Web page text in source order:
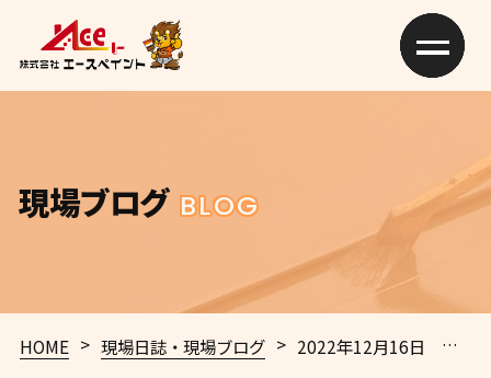
現場ブログ BLOG
HOME > 現場日誌・現場ブログ > 2022年12月16日 和歌山市・岩出市・紀の川市・海草郡施工情報｜外壁塗装・屋根塗装専門店エースペイント